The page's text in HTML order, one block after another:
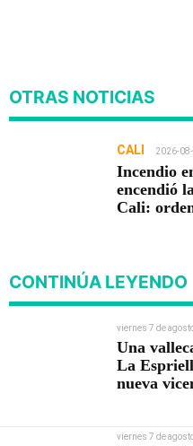
OTRAS NOTICIAS
CALI 2026-
Incendio
encendió
Cali:
CONTINÚA LEYENDO
viernes 7 de
Una
La
nueva
viernes 7 de